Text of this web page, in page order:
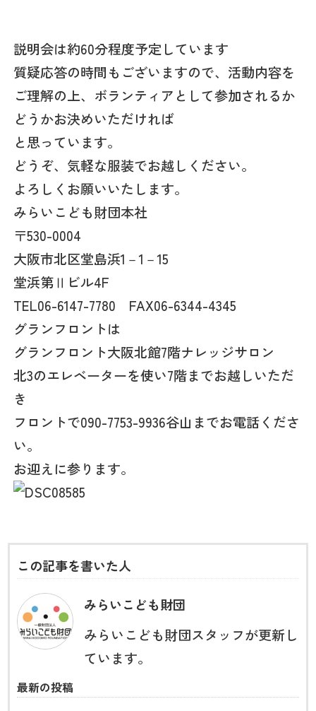
説明会は約60分程度予定しています
質疑応答の時間もございますので、活動内容を
ご理解の上、ボランティアとして参加されるか
どうかお決めいただければ
と思っています。
どうぞ、気軽な服装でお越しください。
よろしくお願いいたします。
みらいこども財団本社
〒530-0004
大阪市北区堂島浜1－1－15
堂浜第Ⅱビル4F
TEL06-6147-7780 FAX06-6344-4345
グランフロントは
グランフロント大阪北館7階ナレッジサロン
北3のエレベーターを使い7階までお越しいただ
き
フロントで090-7753-9936谷山までお電話くださ
い。
お迎えに参ります。
この記事を書いた人
みらいこども財団
みらいこども財団スタッフが更新し
ています。
最新の投稿